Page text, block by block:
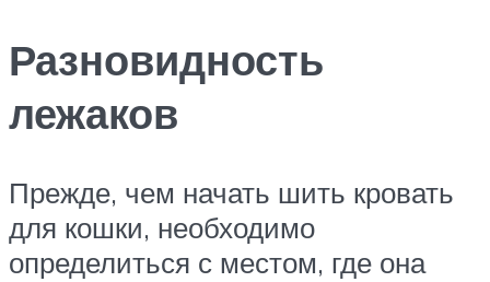
Разновидность
лежаков
Прежде, чем начать шить кровать
для кошки, необходимо
определиться с местом, где она